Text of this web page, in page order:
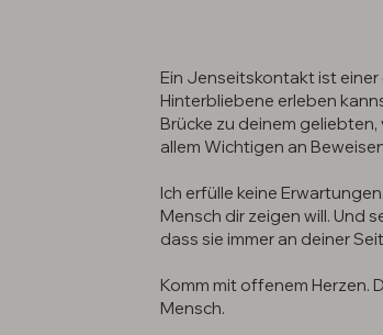
Ein Jenseitskontakt ist
Hinterbliebene erleben
Brücke zu deinem
allem Wichtigen an
Ich erfülle keine
Mensch dir zeigen will. Und
dass sie immer an deiner
Komm mit offenem Herzen.
Mensch.